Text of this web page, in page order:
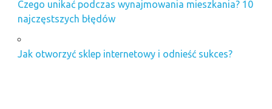
Czego unikać podczas wynajmowania mieszkania? 10
najczęstszych błędów
Jak otworzyć sklep internetowy i odnieść sukces?